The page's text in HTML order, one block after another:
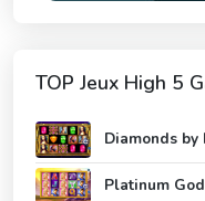
TOP Jeux High 5
Diamonds by
Platinum